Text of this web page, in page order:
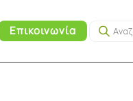
Επικοινωνία Products
search